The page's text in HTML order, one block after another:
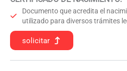
Documento que acredita el
utilizado para diversos trámites
solicitar